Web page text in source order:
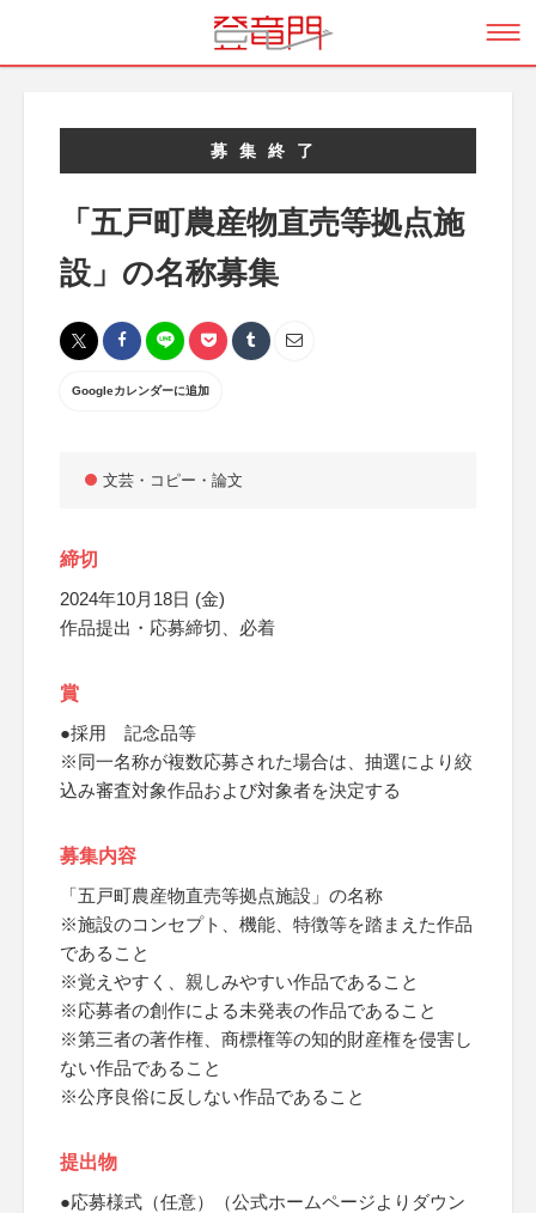
募集終了
「五戸町農産物直売等拠点施
設」の名称募集
Googleカレンダーに追加
文芸・コピー・論文
締切
2024年10月18日 (金)
作品提出・応募締切、必着
賞
●採用 記念品等
※同一名称が複数応募された場合は、抽選により絞
込み審査対象作品および対象者を決定する
募集内容
「五戸町農産物直売等拠点施設」の名称
※施設のコンセプト、機能、特徴等を踏まえた作品
であること
※覚えやすく、親しみやすい作品であること
※応募者の創作による未発表の作品であること
※第三者の著作権、商標権等の知的財産権を侵害し
ない作品であること
※公序良俗に反しない作品であること
提出物
●応募様式（任意）（公式ホームページよりダウン